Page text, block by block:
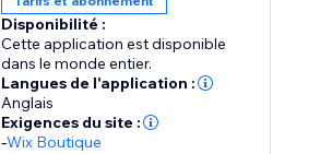
Disponibilité :
Cette application est disponible
dans le monde entier.
Langues de l'application :
Anglais
Exigences du site :
-Wix Boutique